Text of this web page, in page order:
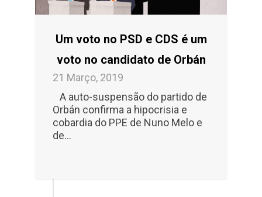
Um voto no PSD e CDS é um
voto no candidato de Orbán
21 Março, 2019
A auto-suspensão do partido de
Orbán confirma a hipocrisia e
cobardia do PPE de Nuno Melo e
de...